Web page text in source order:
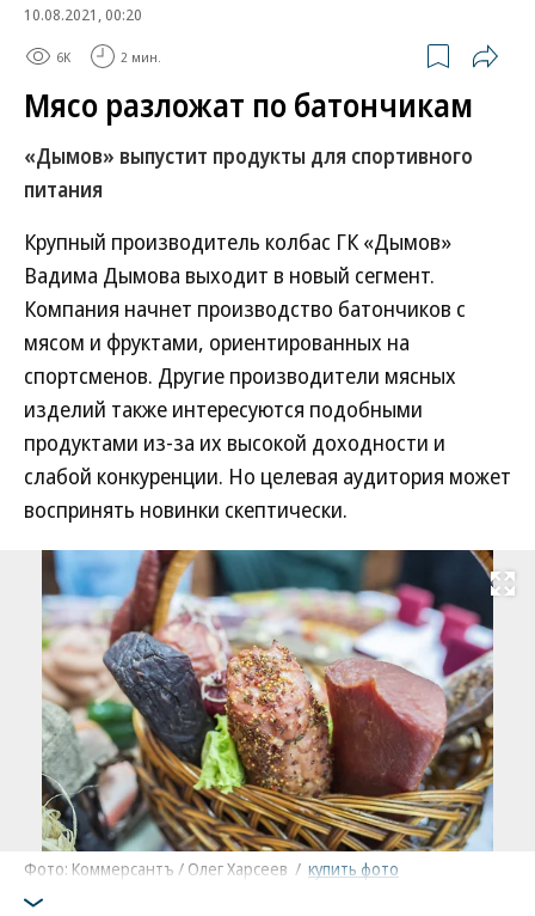
10.08.2021, 00:20
6K 2 мин.
Мясо разложат по батончикам
«Дымов» выпустит продукты для спортивного
питания
Крупный производитель колбас ГК «Дымов»
Вадима Дымова выходит в новый сегмент.
Компания начнет производство батончиков с
мясом и фруктами, ориентированных на
спортсменов. Другие производители мясных
изделий также интересуются подобными
продуктами из-за их высокой доходности и
слабой конкуренции. Но целевая аудитория может
воспринять новинки скептически.
Развернуть
Фото: Коммерсантъ / Олег Харсеев / купить фото